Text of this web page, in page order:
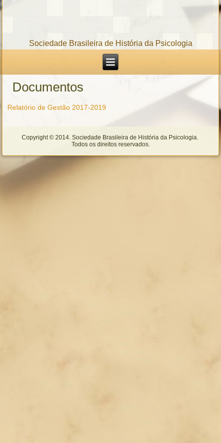
Sociedade Brasileira de História da Psicologia
Documentos
Relatório de Gestão 2017-2019
Copyright © 2014. Sociedade Brasileira de História da Psicologia.
Todos os direitos reservados.